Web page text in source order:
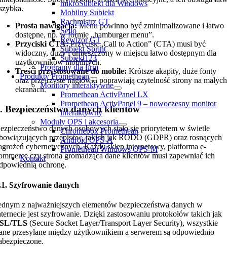
mikroSubiekt dla Windows
Mobilny Subiekt
Rachmistrz GT
Sello
Rewizor GT
Subiekt Sprint
Subiekt123
Programy dla firm
Produkty Promethean
Monitory interaktywne
Promethean ActivPanel LX
Promethean ActivPanel 9 – nowoczesny monitor
interaktywny
Moduły OPS i akcesoria
Chromebox Promethean
Android OPS-A
Promethean Windows OPS-M
Kontakt
Prosta nawigacja:Menu powinno być zminimalizowane i łatwo
dostępne, np. w formie „hamburger menu”.
Przyciski CTA:Przycisk „Call to Action” (CTA) musi być
widoczny, duży i umieszczony w miejscu łatwo dostępnym dla
użytkowników mobilnych.
Treści przystosowane do mobile: Krótsze akapity, duże fonty
oraz przejrzyste nagłówki poprawiają czytelność strony na małych
ekranach.
Bezpieczeństwo danych klientów
danych osobowych stało się priorytetem w świetle
przepisów, takich jak RODO (GDPR) oraz rosnących
cybernetycznych. Każdy sklep internetowy, platforma e-
czy strona gromadząca dane klientów musi zapewniać ich
ochronę.
Szyfrowanie danych
z najważniejszych elementów bezpieczeństwa danych w
jest szyfrowanie. Dzięki zastosowaniu protokołów takich jak
TLS (Secure Socket Layer/Transport Layer Security), wszystkie
przesyłane między użytkownikiem a serwerem są odpowiednio